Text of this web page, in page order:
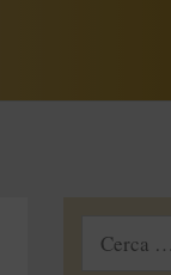
Ricerca